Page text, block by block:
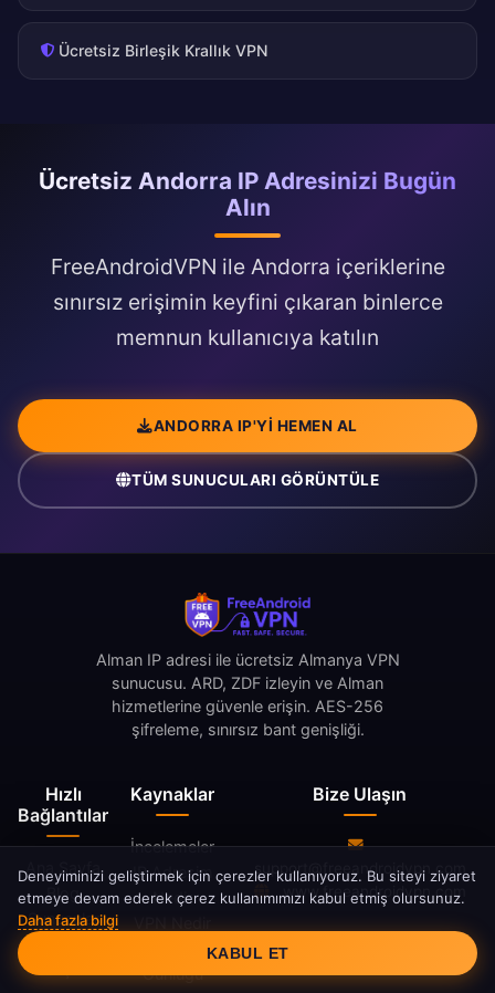
Ücretsiz Birleşik Krallık VPN
Ücretsiz Andorra IP Adresinizi Bugün
Alın
FreeAndroidVPN ile Andorra içeriklerine
sınırsız erişimin keyfini çıkaran binlerce
memnun kullanıcıya katılın
ANDORRA IP'YI HEMEN AL
TÜM SUNUCULARI GÖRÜNTÜLE
Hızlı
Bağlantılar
Ana Sayfa
Blog
Sunucular
Hakkımızda
Kaynaklar
İncelemeler
IP Adresim
Nedir
VPN Nedir
Günlüğü
Alman IP adresi ile ücretsiz Almanya VPN
sunucusu. ARD, ZDF izleyin ve Alman
hizmetlerine güvenle erişin. AES-256
şifreleme, sınırsız bant genişliği.
Bize Ulaşın
support@freeandroidvpn.com
www.freeandroidvpn.com
Çerez Onayı
Deneyiminizi geliştirmek için çerezler kullanıyoruz. Bu siteyi ziyaret
etmeye devam ederek çerez kullanımımızı kabul etmiş olursunuz.
Daha fazla bilgi
KABUL ET